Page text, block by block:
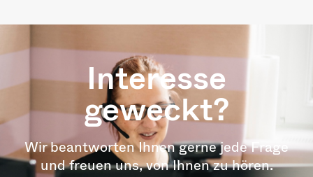
Interesse
geweckt?
Wir beantworten Ihnen gerne jede Frage
und freuen uns, von Ihnen zu hören.